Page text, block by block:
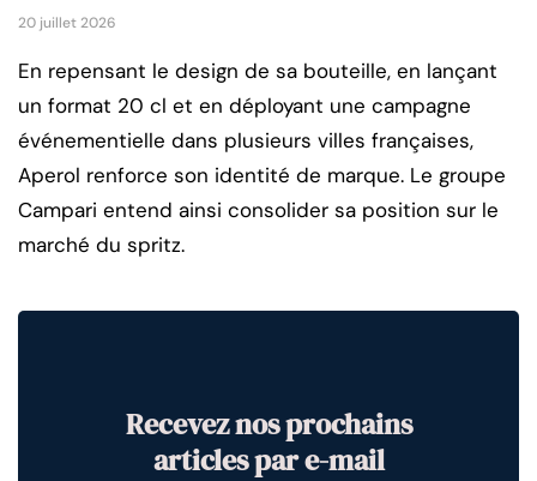
20 juillet 2026
En repensant le design de sa bouteille, en lançant
un format 20 cl et en déployant une campagne
événementielle dans plusieurs villes françaises,
Aperol renforce son identité de marque. Le groupe
Campari entend ainsi consolider sa position sur le
marché du spritz.
Recevez nos prochains
articles par e-mail